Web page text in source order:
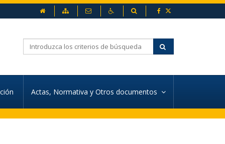
Mapa web Contacto AccesibilidadBuscador
Actas, Normativa y Otros documentos